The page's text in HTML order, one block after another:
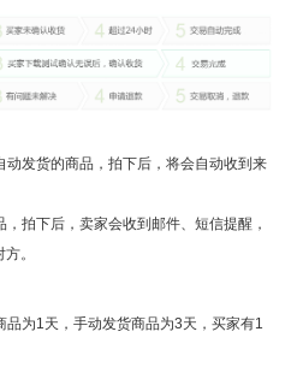
动发货的商品，拍下后，将会自动收到来
拍下后，卖家会收到邮件、短信提醒，
。
为1天，手动发货商品为3天，买家有1